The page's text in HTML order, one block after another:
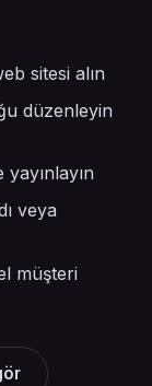
sitesi alın
düzenleyin
veya
müşteri